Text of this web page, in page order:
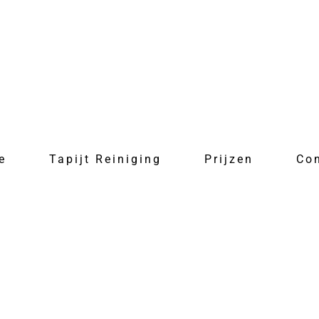
Tapijt Reiniging Prijzen